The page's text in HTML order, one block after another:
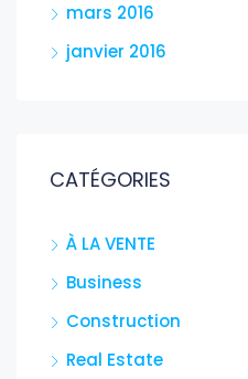
mars 2016
janvier 2016
CATÉGORIES
À LA VENTE
Business
Construction
Real Estate